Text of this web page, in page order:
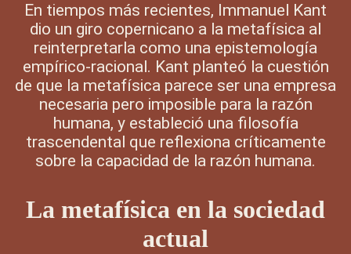
En tiempos más recientes, Immanuel Kant
dio un giro copernicano a la metafísica al
reinterpretarla como una epistemología
empírico-racional. Kant planteó la cuestión
de que la metafísica parece ser una empresa
necesaria pero imposible para la razón
humana, y estableció una filosofía
trascendental que reflexiona críticamente
sobre la capacidad de la razón humana.
La metafísica en la sociedad
actual